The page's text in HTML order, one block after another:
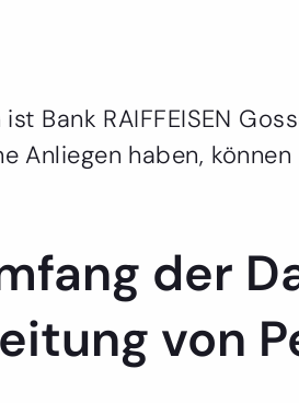
Bank RAIFFEISEN
Anliegen haben,
der
von